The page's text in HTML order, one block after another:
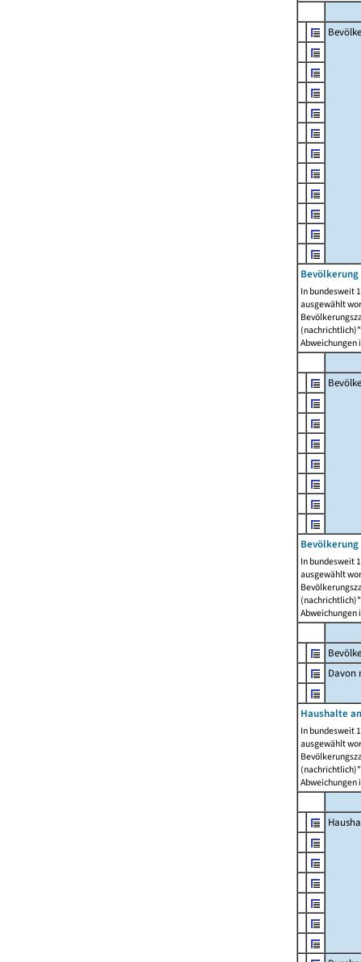
In bundesweit
ausgewählt
Abweichungen
In bundesweit
ausgewählt
Abweichungen
Davon
Haushalte
In bundesweit
ausgewählt
Abweichungen